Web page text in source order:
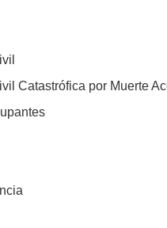
Catastrófica por Muerte